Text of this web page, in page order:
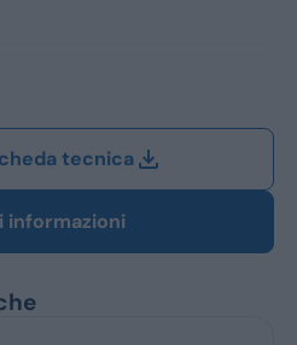
tecnica
informazioni